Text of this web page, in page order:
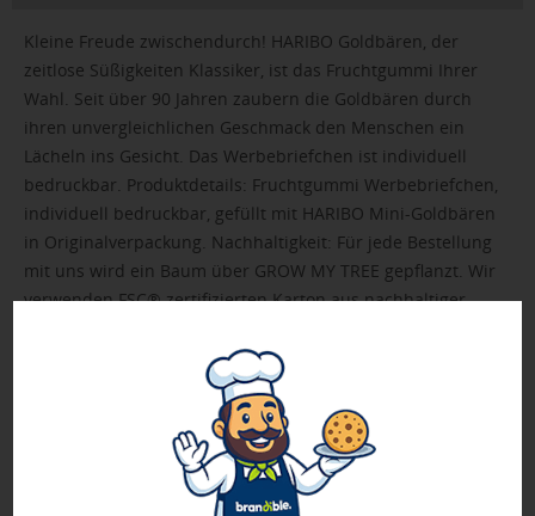
Kleine Freude zwischendurch! HARIBO Goldbären, der
zeitlose Süßigkeiten Klassiker, ist das Fruchtgummi Ihrer
Wahl. Seit über 90 Jahren zaubern die Goldbären durch
ihren unvergleichlichen Geschmack den Menschen ein
Lächeln ins Gesicht. Das Werbebriefchen ist individuell
bedruckbar. Produktdetails: Fruchtgummi Werbebriefchen,
individuell bedruckbar, gefüllt mit HARIBO Mini-Goldbären
in Originalverpackung. Nachhaltigkeit: Für jede Bestellung
mit uns wird ein Baum über GROW MY TREE gepflanzt. Wir
verwenden FSC® zertifizierten Karton aus nachhaltiger
➤ Inhalt: HARIBO Mini-Goldbären (10 g) in
Originalverpackung. Geschmacksrichtungen: Ananas, Apfel,
Erdbeere, Himbeere, Orange, Zitrone gemischt
➤ FSC-Zertifikat (Zertifizierung durch den Hersteller)